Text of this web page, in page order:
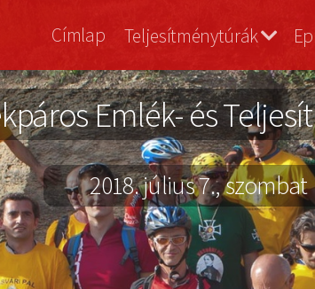
Vasvári
Bringa
Címlap Teljesítménytúrák
Emlék- és
2018. július 7., szombat